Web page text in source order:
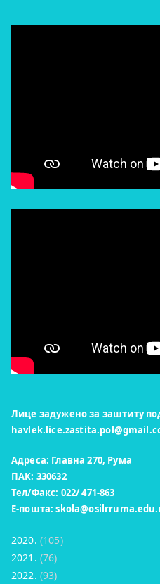
Лице задужено за заштиту
Адреса: Главна 270, Рума
ПАК: 330632
Тел/Факс: 022/ 471-863
Е-пошта:
2020. (105)
2021. (76)
2022. (93)